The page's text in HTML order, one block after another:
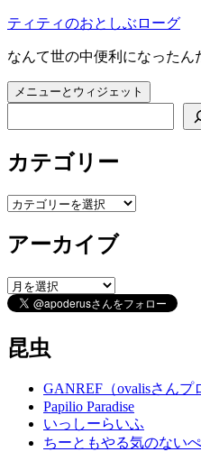
コ
テ
ン
ツ
キ
ッ
プ
ティティのおとしぶローグ
なんて世の中便利になったん
メニューとウィジェット
カテゴリー
カ
ゴ
ー
アーカイブ
ア
ー
イ
ブ
昆虫
GANREF（ovalisさんプ
Papilio Paradise
いっしーらいふ
ちーともやる気のない